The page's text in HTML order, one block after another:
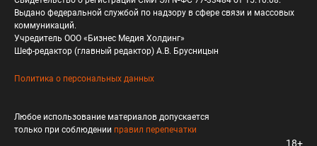
Выдано федеральной службой по надзору в сфере связи и массовых
коммуникаций.
Учредитель ООО «Бизнес Медия Холдинг»
Шеф-редактор (главный редактор) А.В. Брусницын
Политика о персональных данных
Любое использование материалов допускается
только при соблюдении правил перепечатки
18+